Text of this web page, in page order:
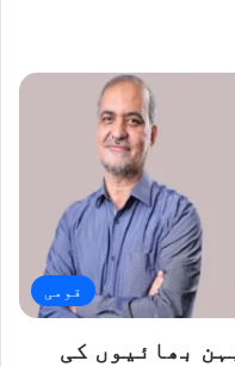
قومی
بھائیوں کی